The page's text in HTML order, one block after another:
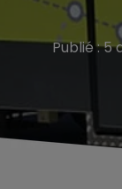
Publié : 5